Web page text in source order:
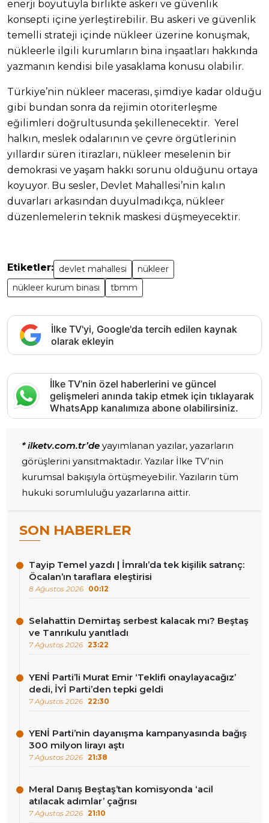
enerji boyutuyla birlikte askeri ve güvenlik
konsepti içine yerleştirebilir. Bu askeri ve güvenlik
temelli strateji içinde nükleer üzerine konuşmak,
nükleerle ilgili kurumların bina inşaatları hakkında
yazmanın kendisi bile yasaklama konusu olabilir.
Türkiye’nin nükleer macerası, şimdiye kadar olduğu
gibi bundan sonra da rejimin otoriterleşme
eğilimleri doğrultusunda şekillenecektir. Yerel
halkın, meslek odalarının ve çevre örgütlerinin
yıllardır süren itirazları, nükleer meselenin bir
demokrasi ve yaşam hakkı sorunu olduğunu ortaya
koyuyor. Bu sesler, Devlet Mahallesi’nin kalın
duvarları arkasından duyulmadıkça, nükleer
düzenlemelerin teknik maskesi düşmeyecektir.
Etiketler: devlet mahallesi
nükleer
nükleer kurum binası
tbmm
İlke TV'yi, Google'da tercih edilen kaynak
olarak ekleyin
İlke TV’nin özel haberlerini ve güncel
gelişmeleri anında takip etmek için tıklayarak
WhatsApp kanalımıza abone olabilirsiniz.
* ilketv.com.tr’de yayımlanan yazılar, yazarların
görüşlerini yansıtmaktadır. Yazılar İlke TV’nin
kurumsal bakışıyla örtüşmeyebilir. Yazıların tüm
hukuki sorumluluğu yazarlarına aittir.
SON HABERLER
Tayip Temel yazdı | İmralı’da tek kişilik satranç:
Öcalan’ın taraflara eleştirisi
8 Ağustos 2026 00:12
Selahattin Demirtaş serbest kalacak mı? Beştaş
ve Tanrıkulu yanıtladı
7 Ağustos 2026 23:22
YENİ Parti’li Murat Emir ‘Teklifi onaylayacağız’
dedi, İYİ Parti’den tepki geldi
7 Ağustos 2026 22:30
YENİ Parti’nin dayanışma kampanyasında bağış
300 milyon lirayı aştı
7 Ağustos 2026 21:38
Meral Danış Beştaş’tan komisyonda ‘acil
atılacak adımlar’ çağrısı
7 Ağustos 2026 21:10